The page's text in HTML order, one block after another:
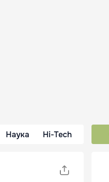
Наука Hi-Tech